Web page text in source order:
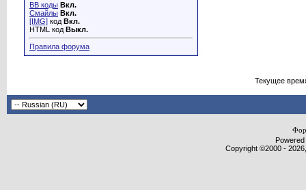
BB коды Вкл.
Смайлы Вкл.
[IMG] код Вкл.
HTML код Выкл.
Правила форума
Текущее
Copyright ©2000 -